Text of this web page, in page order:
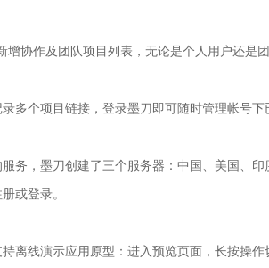
增协作及团队项目列表，无论是个人用户还是
多个项目链接，登录墨刀即可随时管理帐号
务，墨刀创建了三个服务器：中国、美国、
或登录。
离线演示应用原型：进入预览页面，长按操作